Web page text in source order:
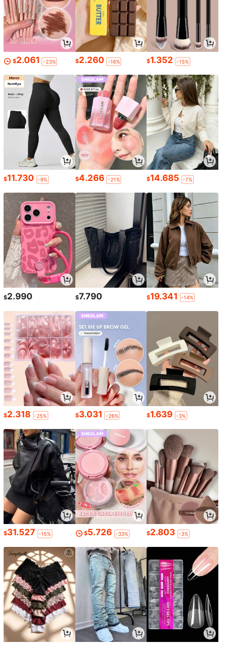
$2.061 -23% $2.260 -16% $1.352 -15%
$11.730 -9% $4.266 -21% $14.685 -7%
$2.990 $7.790 $19.341 -14%
$2.318 -25% $3.031 -26% $1.639 -3%
$31.527 -15% $5.726 -33% $2.803 -3%